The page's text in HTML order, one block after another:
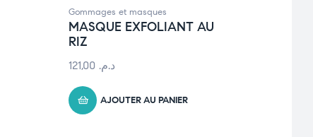
Gommages et masques
MASQUE EXFOLIANT AU
RIZ
د.م.
AJOUTER AU PANIER